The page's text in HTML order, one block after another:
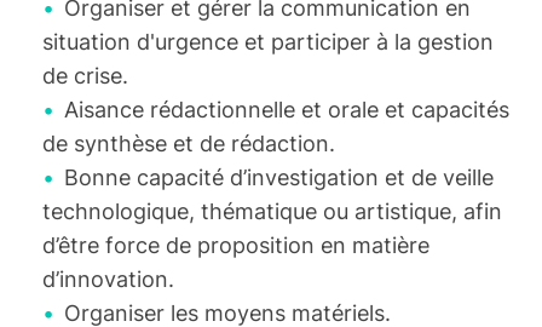
Organiser et gérer la communication en
situation d'urgence et participer à la gestion
de crise.
Aisance rédactionnelle et orale et capacités
de synthèse et de rédaction.
Bonne capacité d’investigation et de veille
technologique, thématique ou artistique, afin
d’être force de proposition en matière
d’innovation.
Organiser les moyens matériels.